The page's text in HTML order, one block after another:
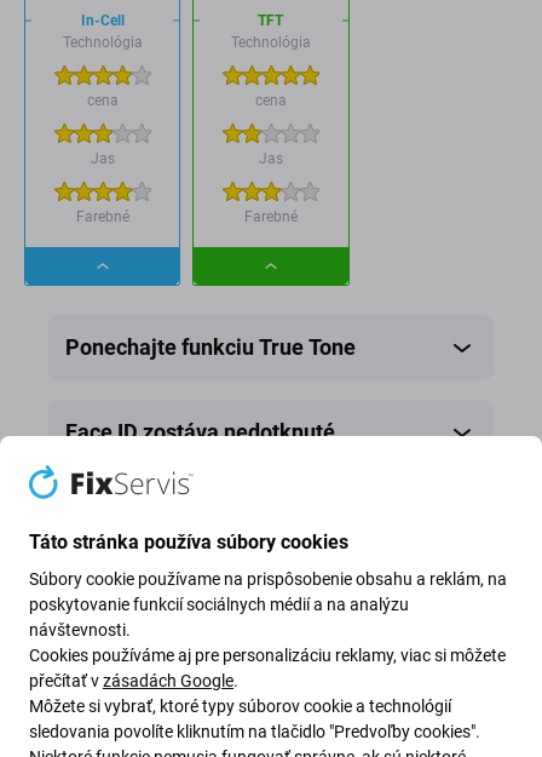
In-Cell
Technológia
cena
Jas
Farebné
Dropdown
TFT
Technológia
cena
Jas
Farebné
Dropdown
Ponechajte funkciu True Tone
Face ID zostáva nedotknuté
Táto stránka používa súbory cookies
Súbory cookie používame na prispôsobenie obsahu a reklám, na
poskytovanie funkcií sociálnych médií a na analýzu
návštevnosti.
Cookies používáme aj pre personalizáciu reklamy, viac si môžete
přečítať vzásadách Google.
Môžete si vybrať, ktoré typy súborov cookie a technológií
sledovania povolíte kliknutím na tlačidlo "Predvoľby cookies".